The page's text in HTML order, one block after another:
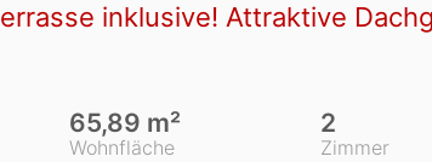
inklusive! Attraktive
Wohnfläche
65,89 m²
Zimmer
2